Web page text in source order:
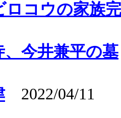
ロコウの家族
、今井兼平の墓
2022/04/11